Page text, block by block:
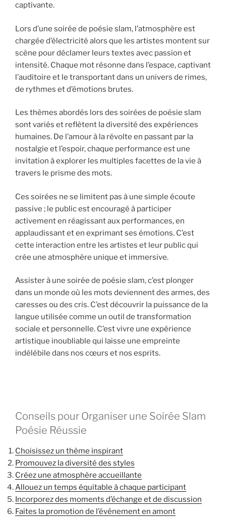
captivante.
Lors d’une soirée de poésie slam, l’atmosphère est
chargée d’électricité alors que les artistes montent sur
scène pour déclamer leurs textes avec passion et
intensité. Chaque mot résonne dans l’espace, captivant
l’auditoire et le transportant dans un univers de rimes,
de rythmes et d’émotions brutes.
Les thèmes abordés lors des soirées de poésie slam
sont variés et reflètent la diversité des expériences
humaines. De l’amour à la révolte en passant par la
nostalgie et l’espoir, chaque performance est une
invitation à explorer les multiples facettes de la vie à
travers le prisme des mots.
Ces soirées ne se limitent pas à une simple écoute
passive ; le public est encouragé à participer
activement en réagissant aux performances, en
applaudissant et en exprimant ses émotions. C’est
cette interaction entre les artistes et leur public qui
crée une atmosphère unique et immersive.
Assister à une soirée de poésie slam, c’est plonger
dans un monde où les mots deviennent des armes, des
caresses ou des cris. C’est découvrir la puissance de la
langue utilisée comme un outil de transformation
sociale et personnelle. C’est vivre une expérience
artistique inoubliable qui laisse une empreinte
indélébile dans nos cœurs et nos esprits.
Conseils pour Organiser une Soirée Slam
Poésie Réussie
Choisissez un thème inspirant
Promouvez la diversité des styles
Créez une atmosphère accueillante
Allouez un temps équitable à chaque participant
Incorporez des moments d’échange et de discussion
Faites la promotion de l’événement en amont